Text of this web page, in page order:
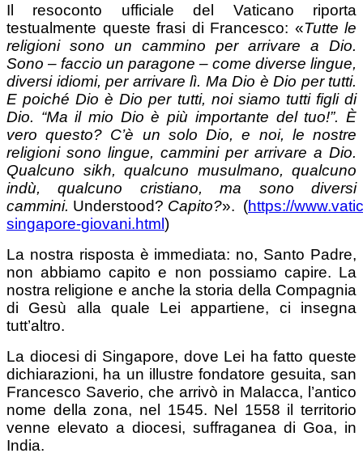
Il resoconto ufficiale del Vaticano riporta
testualmente queste frasi di Francesco: «Tutte le
religioni sono un cammino per arrivare a Dio.
Sono – faccio un paragone – come diverse lingue,
diversi idiomi, per arrivare lì. Ma Dio è Dio per tutti.
E poiché Dio è Dio per tutti, noi siamo tutti figli di
Dio. “Ma il mio Dio è più importante del tuo!”. È
vero questo? C’è un solo Dio, e noi, le nostre
religioni sono lingue, cammini per arrivare a Dio.
Qualcuno sikh, qualcuno musulmano, qualcuno
indù, qualcuno cristiano, ma sono diversi
cammini. Understood? Capito?». (https://
singapore-giovani.html )
La nostra risposta è immediata: no, Santo Padre,
non abbiamo capito e non possiamo capire. La
nostra religione e anche la storia della Compagnia
di Gesù alla quale Lei appartiene, ci insegna
tutt’altro.
La diocesi di Singapore, dove Lei ha fatto queste
dichiarazioni, ha un illustre fondatore gesuita, san
Francesco Saverio, che arrivò in Malacca, l’antico
nome della zona, nel 1545. Nel 1558 il territorio
venne elevato a diocesi, suffraganea di Goa, in
India.